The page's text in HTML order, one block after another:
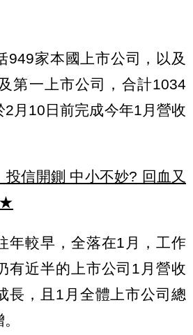
949家本國上市公司，以及
第一上市公司，合計1034
2月10日前完成今年1月營收
信開鍘 中小不妙? 回血又
★
年較早，全落在1月，工作
有近半的上市公司1月營收
長，且1月全體上市公司總